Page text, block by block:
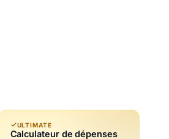
ULTIMATE
Calculateur de dépenses